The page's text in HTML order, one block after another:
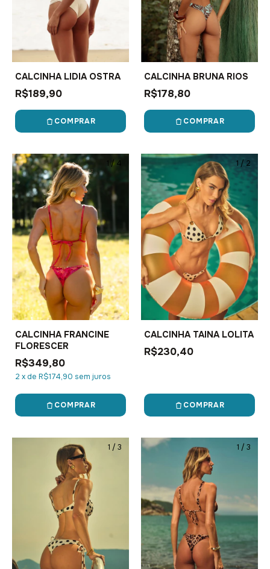
CALCINHA LIDIA OSTRA
R$189,90
COMPRAR
CALCINHA BRUNA RIOS
R$178,80
COMPRAR
1 / 4
CALCINHA FRANCINE
FLORESCER
R$349,80
2 xde R$174,90 sem juros
COMPRAR
1 / 2
CALCINHA TAINA LOLITA
R$230,40
COMPRAR
1 / 3 1 / 3